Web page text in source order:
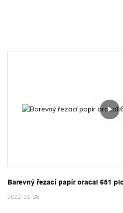
Barevný řezací papír oracal 651
2022-11-28